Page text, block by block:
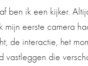
ben ik een kijker.
mijn eerste camera
de interactie, het
vastleggen die